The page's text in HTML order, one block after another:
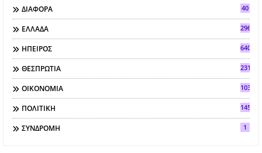
ΔΙΑΦΟΡΑ 40
ΕΛΛΑΔΑ 296
ΗΠΕΙΡΟΣ 640
ΘΕΣΠΡΩΤΙΑ 2317
ΟΙΚΟΝΟΜΙΑ 103
ΠΟΛΙΤΙΚΗ 145
ΣΥΝΔΡΟΜΗ 1